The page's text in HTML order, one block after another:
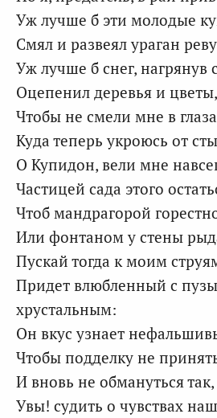
Уж лучше б эти молодые
Смял и развеял ураган
Уж лучше б снег, нагрянув
Оцепенил деревья и цветы,
Чтобы не смели мне в
Куда теперь укроюсь от
О Купидон, вели мне
Частицей сада этого
Чтоб мандрагорой
Или фонтаном у стены
Пускай тогда к моим
Придет влюбленный с
хрустальным:
Он вкус узнает
Чтобы подделку не
И вновь не обмануться
Увы! судить о чувствах